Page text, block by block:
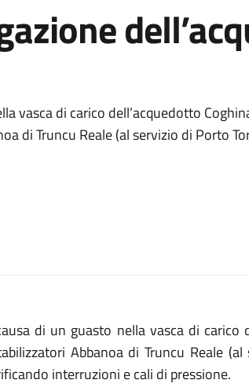
vasca di carico dell’acquedotto
di Truncu Reale (al servizio di Porto
di un guasto nella vasca di carico
Abbanoa di Truncu Reale
interruzioni e cali di pressione.